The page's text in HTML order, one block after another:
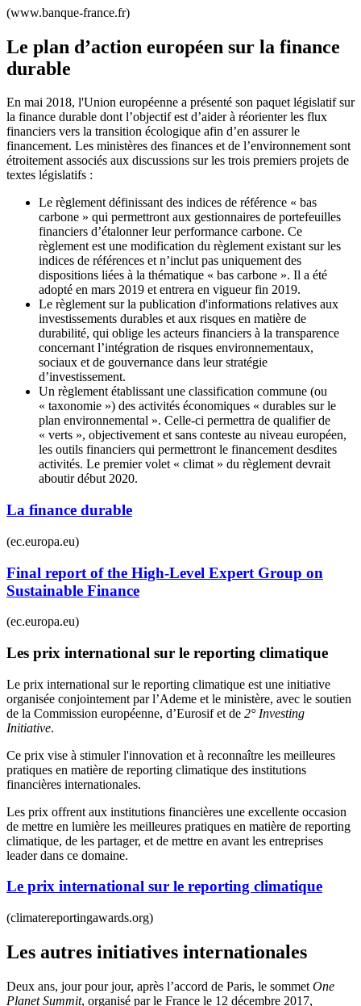
(www.banque-france.fr)
Le plan d’action européen sur la finance
durable
En mai 2018, l'Union européenne a présenté son paquet législatif sur
la finance durable dont l’objectif est d’aider à réorienter les flux
financiers vers la transition écologique afin d’en assurer le
financement. Les ministères des finances et de l’environnement sont
étroitement associés aux discussions sur les trois premiers projets de
textes législatifs :
Le règlement définissant des indices de référence « bas
carbone » qui permettront aux gestionnaires de portefeuilles
financiers d’étalonner leur performance carbone. Ce
règlement est une modification du règlement existant sur les
indices de références et n’inclut pas uniquement des
dispositions liées à la thématique « bas carbone ». Il a été
adopté en mars 2019 et entrera en vigueur fin 2019.
Le règlement sur la publication d'informations relatives aux
investissements durables et aux risques en matière de
durabilité, qui oblige les acteurs financiers à la transparence
concernant l’intégration de risques environnementaux,
sociaux et de gouvernance dans leur stratégie
d’investissement.
Un règlement établissant une classification commune (ou
« taxonomie ») des activités économiques « durables sur le
plan environnemental ». Celle-ci permettra de qualifier de
« verts », objectivement et sans conteste au niveau européen,
les outils financiers qui permettront le financement desdites
activités. Le premier volet « climat » du règlement devrait
aboutir début 2020.
La finance durable
(ec.europa.eu)
Final report of the High-Level Expert Group on
Sustainable Finance
(ec.europa.eu)
Les prix international sur le reporting climatique
Le prix international sur le reporting climatique est une initiative
organisée conjointement par l’Ademe et le ministère, avec le soutien
de la Commission européenne, d’Eurosif et de 2° Investing
Initiative.
Ce prix vise à stimuler l'innovation et à reconnaître les meilleures
pratiques en matière de reporting climatique des institutions
financières internationales.
Les prix offrent aux institutions financières une excellente occasion
de mettre en lumière les meilleures pratiques en matière de reporting
climatique, de les partager, et de mettre en avant les entreprises
leader dans ce domaine.
Le prix international sur le reporting climatique
(climatereportingawards.org)
Les autres initiatives internationales
Deux ans, jour pour jour, après l’accord de Paris, le sommet One
Planet Summit, organisé par le France le 12 décembre 2017,